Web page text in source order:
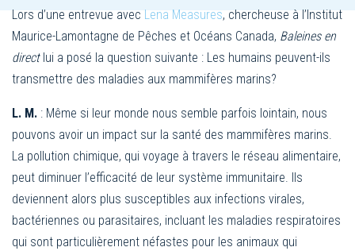
Lors d’une entrevue avec Lena Measures, chercheuse à l’Institut
Maurice-Lamontagne de Pêches et Océans Canada, Baleines en
directlui a posé la question suivante : Les humains peuvent-ils
transmettre des maladies aux mammifères marins?
L. M. : Même si leur monde nous semble parfois lointain, nous
pouvons avoir un impact sur la santé des mammifères marins.
La pollution chimique, qui voyage à travers le réseau alimentaire,
peut diminuer l’efficacité de leur système immunitaire. Ils
deviennent alors plus susceptibles aux infections virales,
bactériennes ou parasitaires, incluant les maladies respiratoires
qui sont particulièrement néfastes pour les animaux qui